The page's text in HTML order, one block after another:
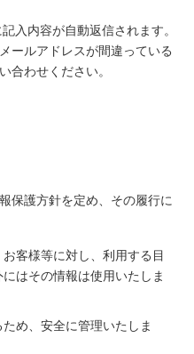
入内容が自動返信されます。
ールアドレスが間違っている
合わせください。
保護方針を定め、その履行に
客様等に対し、利用する目
はその情報は使用いたしま
め、安全に管理いたしま